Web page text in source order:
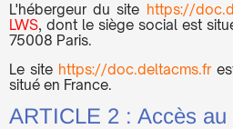
L'hébergeur du site https://
LWS, dont le siège social est
75008 Paris.
Le site https://doc.deltacms.fr
situé en France.
ARTICLE 2 : Accès au